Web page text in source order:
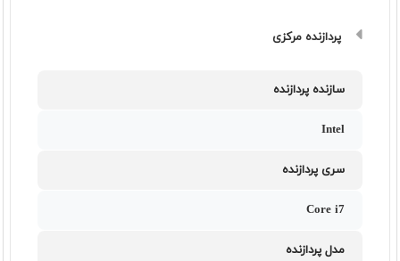
پردازنده مرکزی
سازنده پردازنده
Intel
سری پردازنده
Core i7
مدل پردازنده